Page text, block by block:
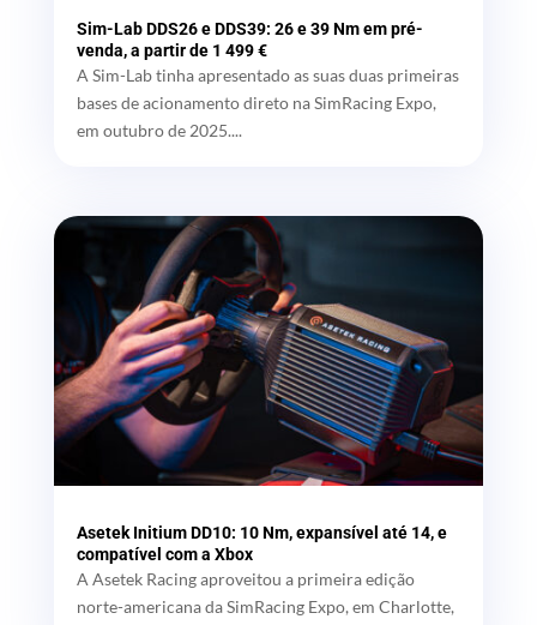
Sim-Lab DDS26 e DDS39: 26 e 39 Nm em pré-
venda, a partir de 1 499 €
A Sim-Lab tinha apresentado as suas duas primeiras
bases de acionamento direto na SimRacing Expo,
em outubro de 2025....
Asetek Initium DD10: 10 Nm, expansível até 14, e
compatível com a Xbox
A Asetek Racing aproveitou a primeira edição
norte-americana da SimRacing Expo, em Charlotte,